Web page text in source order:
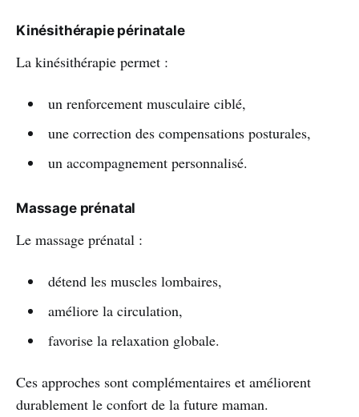
Kinésithérapie périnatale
La kinésithérapie permet :
un renforcement musculaire ciblé,
une correction des compensations posturales,
un accompagnement personnalisé.
Massage prénatal
Le massage prénatal :
détend les muscles lombaires,
améliore la circulation,
favorise la relaxation globale.
Ces approches sont complémentaires et améliorent
durablement le confort de la future maman.